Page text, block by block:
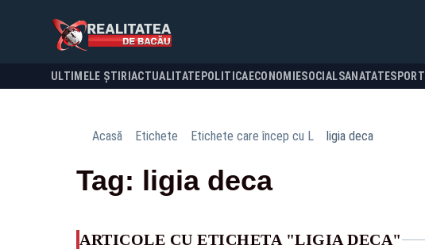
ULTIMELE ȘTIRI ACTUALITATE POLITICA ECONOMIESOCIALSANATATESPORT
Acasă Etichete Etichete care încep cu L ligia deca
Tag: ligia deca
ARTICOLE CU ETICHETA "LIGIA DECA"